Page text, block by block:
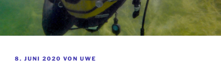
VERÖFFENTLICHT
8. JUNI 2020 VON UWE